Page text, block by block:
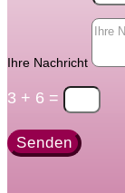
Ihre Nachricht
3 + 6 =
Senden